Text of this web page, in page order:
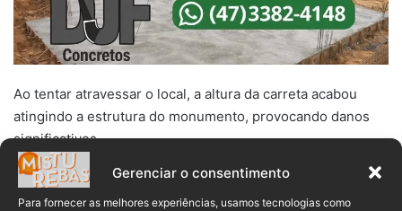
Gerenciar o consentimento
Para fornecer as melhores experiências, usamos tecnologias como
Ao tentar atravessar o local, a altura da carreta acabou
atingindo a estrutura do monumento, provocando danos
significativos.